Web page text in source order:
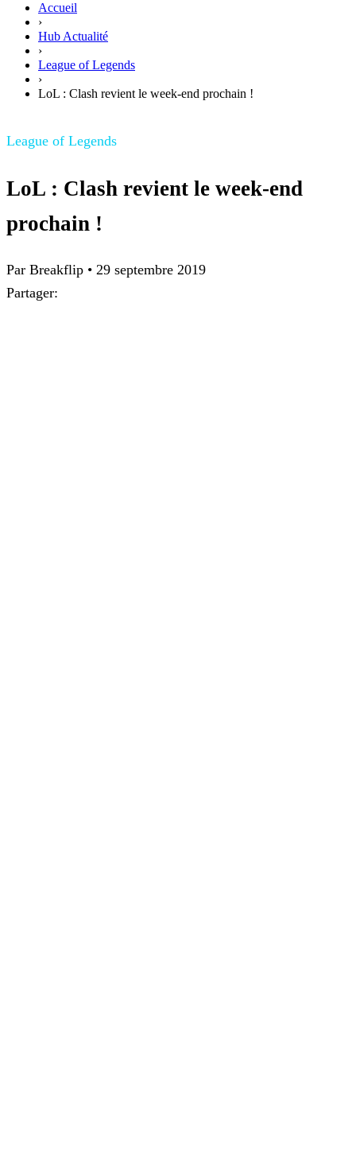
Accueil
›
Hub Actualité
›
League of Legends
›
LoL : Clash revient le week-end prochain !
League of Legends
LoL : Clash revient le week-end
prochain !
Par Breakflip • 29 septembre 2019
Partager: